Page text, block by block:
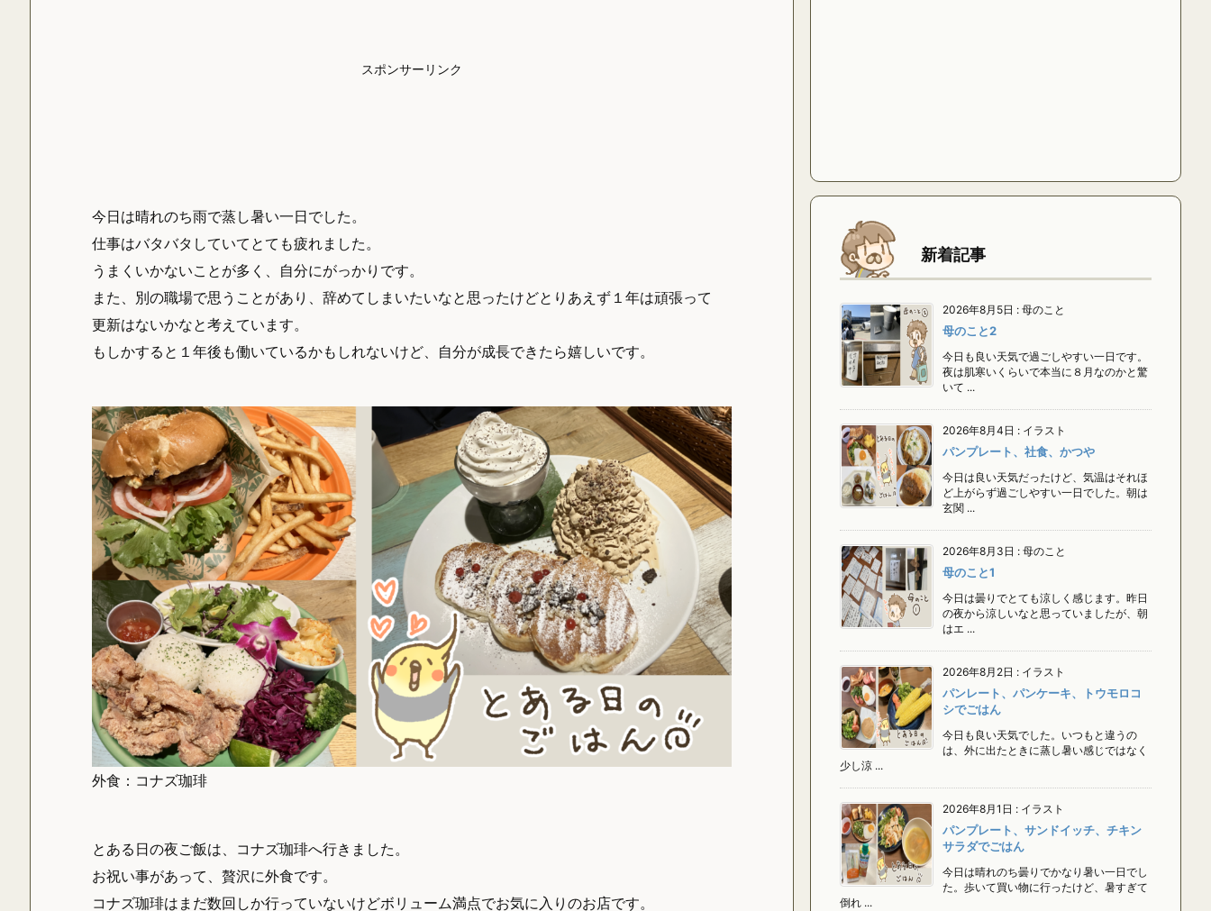
スポンサーリンク
今日は晴れのち雨で蒸し暑い一日でした。
仕事はバタバタしていてとても疲れました。
うまくいかないことが多く、自分にがっかりです。
また、別の職場で思うことがあり、辞めてしまいたいなと思ったけどとりあえず１年は頑張って
更新はないかなと考えています。
もしかすると１年後も働いているかもしれないけど、自分が成長できたら嬉しいです。
外食：コナズ珈琲
とある日の夜ご飯は、コナズ珈琲へ行きました。
お祝い事があって、贅沢に外食です。
コナズ珈琲はまだ数回しか行っていないけどボリューム満点でお気に入りのお店です。
新着記事
2026年8月5日 : 母のこと
母のこと2
今日も良い天気で過ごしやすい一日です。
夜は肌寒いくらいで本当に８月なのかと驚
いて ...
2026年8月4日 : イラスト
パンプレート、社食、かつや
今日は良い天気だったけど、気温はそれほ
ど上がらず過ごしやすい一日でした。朝は
玄関 ...
2026年8月3日 : 母のこと
母のこと1
今日は曇りでとても涼しく感じます。昨日
の夜から涼しいなと思っていましたが、朝
はエ ...
2026年8月2日 : イラスト
パンレート、パンケーキ、トウモロコ
シでごはん
今日も良い天気でした。いつもと違うの
は、外に出たときに蒸し暑い感じではなく
少し涼 ...
2026年8月1日 : イラスト
パンプレート、サンドイッチ、チキン
サラダでごはん
今日は晴れのち曇りでかなり暑い一日でし
た。歩いて買い物に行ったけど、暑すぎて
倒れ ...